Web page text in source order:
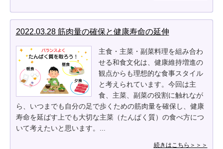
2022.03.28 筋肉量の確保と健康寿命の延伸
主食・主菜・副菜料理を組み合わ
せる和食文化は、健康維持増進の
観点からも理想的な食事スタイル
と考えられています。今回は主
食、主菜、副菜の役割に触れなが
ら、いつまでも自分の足で歩くための筋肉量を確保し、健康
寿命を延ばす上でも大切な主菜（たんぱく質）の食べ方につ
いて考えたいと思います。...
続きはこちら＞＞＞